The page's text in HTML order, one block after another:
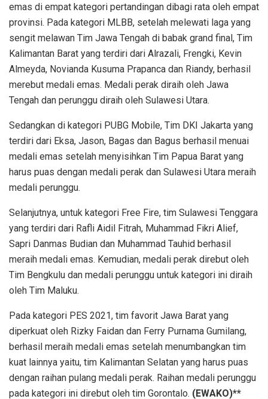
emas di empat kategori pertandingan dibagi rata oleh empat
provinsi. Pada kategori MLBB, setelah melewati laga yang
sengit melawan Tim Jawa Tengah di babak grand final, Tim
Kalimantan Barat yang terdiri dari Alrazali, Frengki, Kevin
Almeyda, Novianda Kusuma Prapanca dan Riandy, berhasil
merebut medali emas. Medali perak diraih oleh Jawa
Tengah dan perunggu diraih oleh Sulawesi Utara.
Sedangkan di kategori PUBG Mobile, Tim DKI Jakarta yang
terdiri dari Eksa, Jason, Bagas dan Bagus berhasil menuai
medali emas setelah menyisihkan Tim Papua Barat yang
harus puas dengan medali perak dan Sulawesi Utara meraih
medali perunggu.
Selanjutnya, untuk kategori Free Fire, tim Sulawesi Tenggara
yang terdiri dari Rafli Aidil Fitrah, Muhammad Fikri Alief,
Sapri Danmas Budian dan Muhammad Tauhid berhasil
meraih medali emas. Kemudian, medali perak direbut oleh
Tim Bengkulu dan medali perunggu untuk kategori ini diraih
oleh Tim Maluku.
Pada kategori PES 2021, tim favorit Jawa Barat yang
diperkuat oleh Rizky Faidan dan Ferry Purnama Gumilang,
berhasil meraih medali emas setelah menumbangkan tim
kuat lainnya yaitu, tim Kalimantan Selatan yang harus puas
dengan raihan pulang medali perak. Raihan medali perunggu
pada kategori ini direbut oleh tim Gorontalo. (EWAKO)**